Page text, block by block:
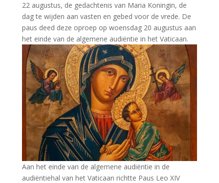
22 augustus, de gedachtenis van Maria Koningin, de
dag te wijden aan vasten en gebed voor de vrede. De
paus deed deze oproep op woensdag 20 augustus aan
het einde van de algemene audiëntie in het Vaticaan.
Aan het einde van de algemene audiëntie in de
audiëntiehal van het Vaticaan richtte Paus Leo XIV